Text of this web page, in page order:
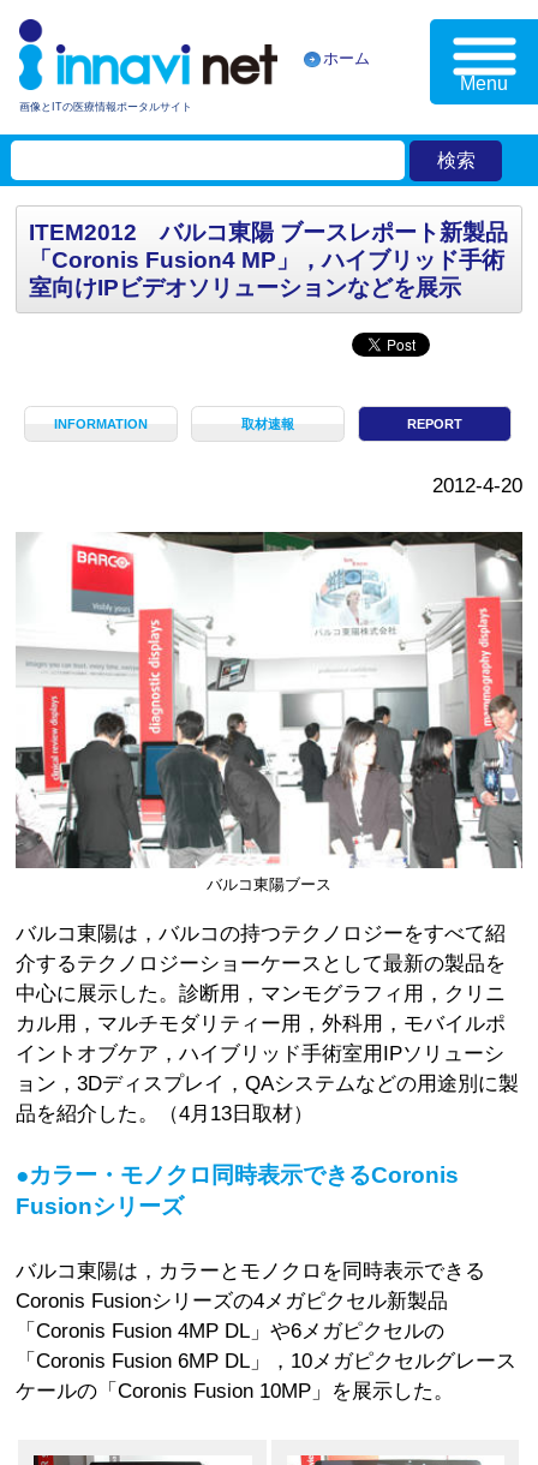
画像とITの医療情報ポータルサイト
ホーム
Menu
ITEM2012 バルコ東陽 ブースレポート新製品
「Coronis Fusion4 MP」，ハイブリッド手術
室向けIPビデオソリューションなどを展示
INFORMATION 取材速報 REPORT
2012-4-20
バルコ東陽ブース
バルコ東陽は，バルコの持つテクノロジーをすべて紹
介するテクノロジーショーケースとして最新の製品を
中心に展示した。診断用，マンモグラフィ用，クリニ
カル用，マルチモダリティー用，外科用，モバイルポ
イントオブケア，ハイブリッド手術室用IPソリューシ
ョン，3Dディスプレイ，QAシステムなどの用途別に製
品を紹介した。（4月13日取材）
●カラー・モノクロ同時表示できるCoronis
Fusionシリーズ
バルコ東陽は，カラーとモノクロを同時表示できる
Coronis Fusionシリーズの4メガピクセル新製品
「Coronis Fusion 4MP DL」や6メガピクセルの
「Coronis Fusion 6MP DL」，10メガピクセルグレース
ケールの「Coronis Fusion 10MP」を展示した。